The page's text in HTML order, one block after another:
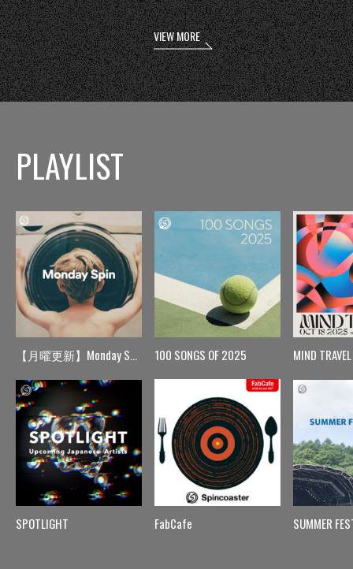
VIEW MORE
PLAYLIST
【月曜更新】Monday Spin
SPOTLIGHT
100 SONGS OF 2025
FabCafe
MIND TRAVEL
SUMMER